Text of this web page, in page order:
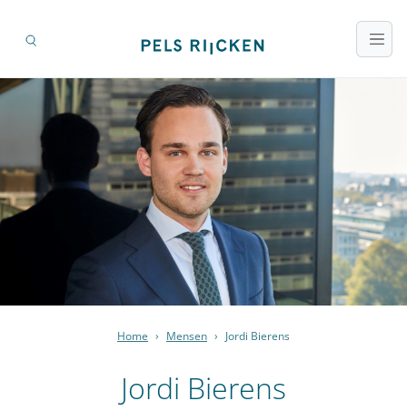
Home › Mensen › Jordi Bierens
Jordi Bierens